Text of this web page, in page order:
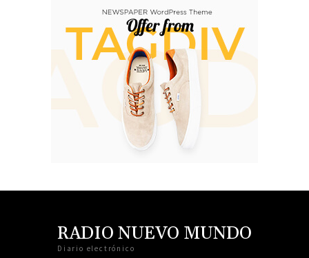
RADIO NUEVO MUNDO
Diario electrónico